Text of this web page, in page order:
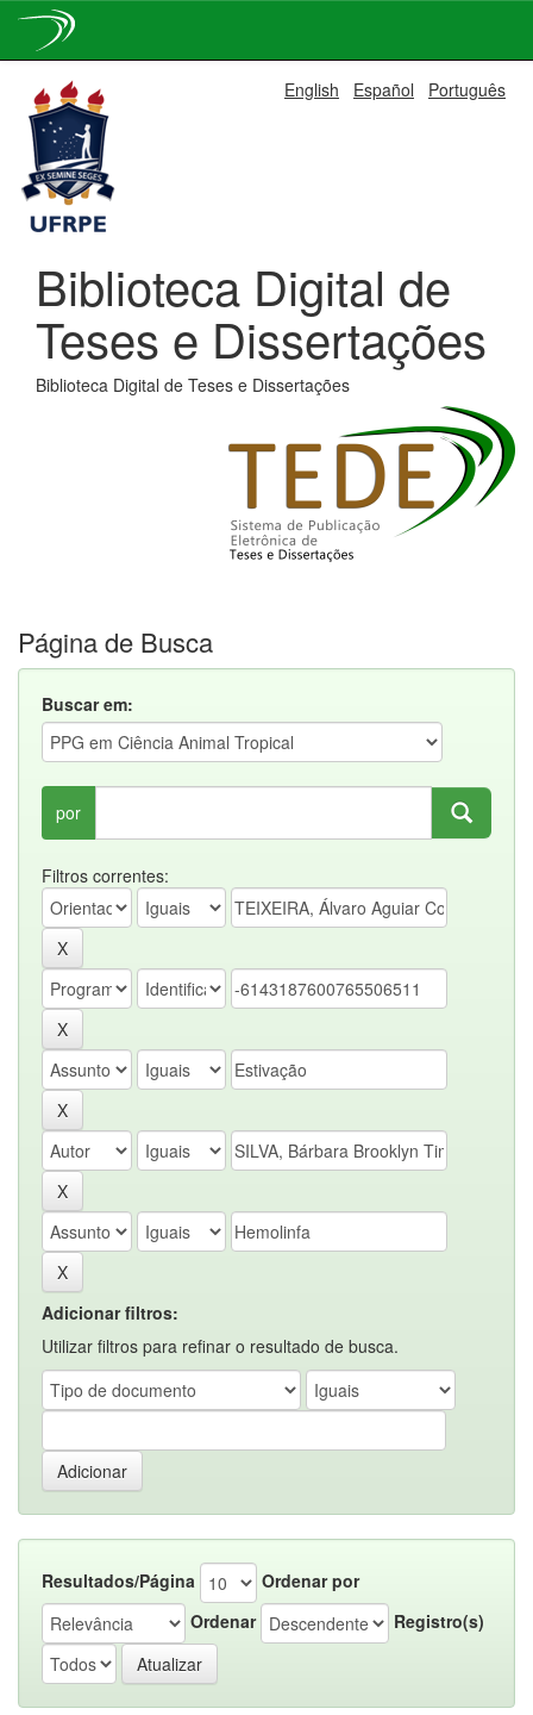
navigation
English Español Português
Biblioteca Digital de
Teses e Dissertações
Biblioteca Digital de Teses e Dissertações
Página de Busca
Buscar em:
por
Filtros correntes:
Adicionar filtros:
Utilizar filtros para refinar o resultado de busca.
Resultados/Página
Ordenar por
Ordenar
Registro(s)